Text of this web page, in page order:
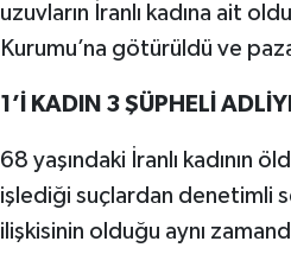
uzuvların İranlı kadına ait
Kurumu’na götürüldü ve
1’İ KADIN 3 ŞÜPHELİ
68 yaşındaki İranlı kadının
işlediği suçlardan denetimli
ilişkisinin olduğu aynı